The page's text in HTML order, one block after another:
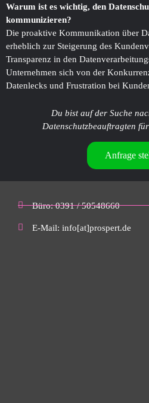
Warum ist es wichtig, den
kommunizieren?
Die proaktive Kommunikation über
erheblich zur Steigerung des
Transparenz in den
Unternehmen sich von der
Datenlecks und Frustration bei
Du bist auf der Suche
Datenschutzbeauftragten
Anfrage
Büro: 0391 / 50548660
E-Mail: info[at]prospert.de